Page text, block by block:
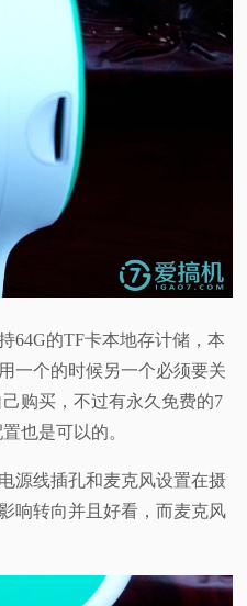
64G的TF卡本地存计储，本
一个的时候另一个必须要关
购买，不过有永久免费的7
也是可以的。
源线插孔和麦克风设置在摄
响转向并且好看，而麦克风